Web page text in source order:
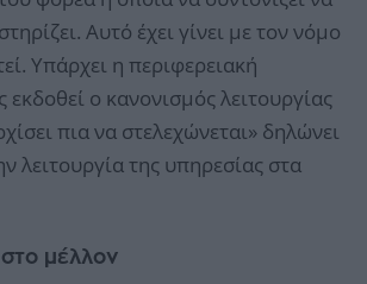
Αυτό έχει γίνει με τον νόμο
Υπάρχει η περιφερειακή
ο κανονισμός λειτουργίας
πια να στελεχώνεται» δηλώνει
λειτουργία της υπηρεσίας στα
μέλλον